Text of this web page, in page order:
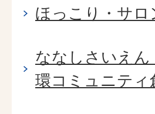
ほっこり・サ
ななしさいえん
環コミュニティ